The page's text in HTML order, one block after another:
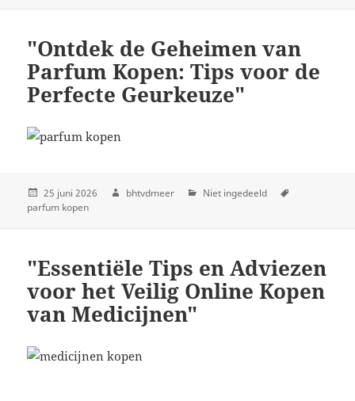
"Ontdek de Geheimen van
Parfum Kopen: Tips voor de
Perfecte Geurkeuze"
25 juni 2026 bhtvdmeer
Niet ingedeeld
parfum kopen
"Essentiële Tips en Adviezen
voor het Veilig Online Kopen
van Medicijnen"